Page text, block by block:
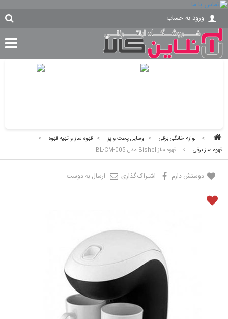
ورود به حساب
> لوازم خانگی برقی > وسایل پخت و پز > قهوه ساز و تهیه قهوه
>
قهوه ساز برقی
> قهوه ساز Bishel مدل BL-CM-005
دوستش دارم اشتراک گذاری ارسال به دوست